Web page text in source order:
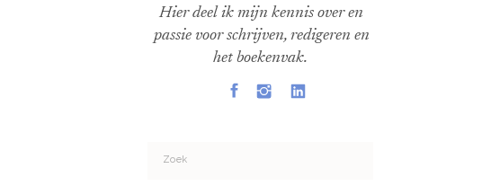
Hier deel ik mijn kennis over en
passie voor schrijven, redigeren en
het boekenvak.
Search